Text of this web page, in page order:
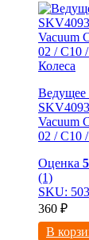
Колеса
Ведущее
Vacuum
02 / С10
Оценка
(1)
SKU:
360 ₽
В